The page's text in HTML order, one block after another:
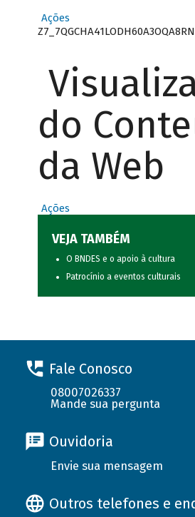
Ações
do
da Web
Ações
VEJA TAMBÉM
O BNDES e o apoio à cultura
Patrocínio a eventos culturais
Fale Conosco
08007026337
Mande sua pergunta
Ouvidoria
Envie sua mensagem
Outros telefones e